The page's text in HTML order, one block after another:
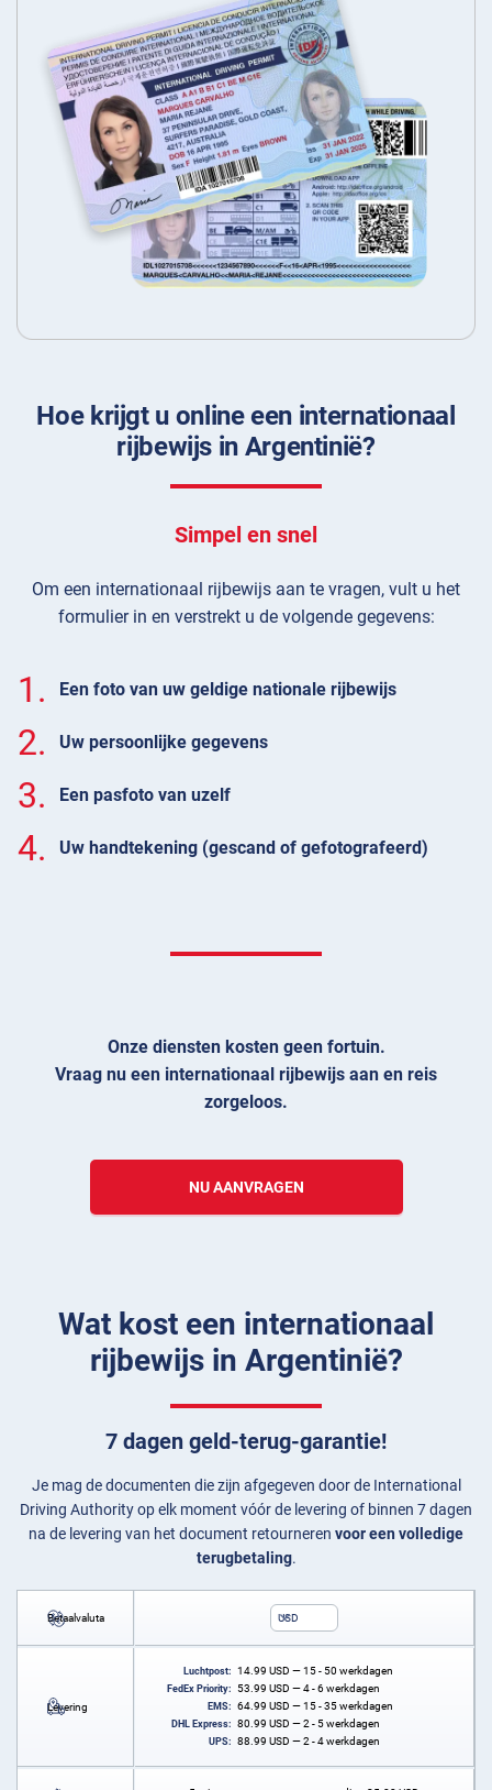
Hoe krijgt u online een internationaal
rijbewijs in Argentinië?
Simpel en snel
Om een internationaal rijbewijs aan te vragen, vult u het
formulier in en verstrekt u de volgende gegevens:
1. Een foto van uw geldige nationale rijbewijs
2. Uw persoonlijke gegevens
3. Een pasfoto van uzelf
4. Uw handtekening (gescand of gefotografeerd)
Onze diensten kosten geen fortuin.
Vraag nu een internationaal rijbewijs aan en reis
zorgeloos.
NU AANVRAGEN
Wat kost een internationaal
rijbewijs in Argentinië?
7 dagen geld-terug-garantie!
Je mag de documenten die zijn afgegeven door de International
Driving Authority op elk moment vóór de levering of binnen 7 dagen
na de levering van het document retourneren voor een volledige
terugbetaling.
Betaalvaluta USD
Levering
Luchtpost: 14.99 USD — 15 - 50 werkdagen
FedEx Priority: 53.99 USD — 4 - 6 werkdagen
EMS: 64.99 USD — 15 - 35 werkdagen
DHL Express: 80.99 USD — 2 - 5 werkdagen
UPS: 88.99 USD — 2 - 4 werkdagen